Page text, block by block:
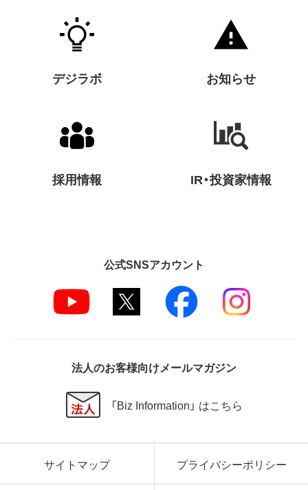
デジラボ お知らせ
採用情報 IR・投資家情報
公式SNSアカウント
法人のお客様向けメールマガジン
「Biz Information」 はこちら
サイトマップ プライバシーポリシー